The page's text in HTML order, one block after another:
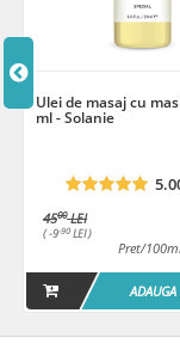
Ulei de masaj cu
ml - Solanie
4500LEI
( -9-90 LEI )
Pret/